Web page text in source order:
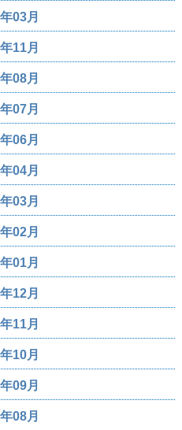
03月
11月
08月
07月
06月
04月
03月
02月
01月
12月
11月
10月
09月
08月